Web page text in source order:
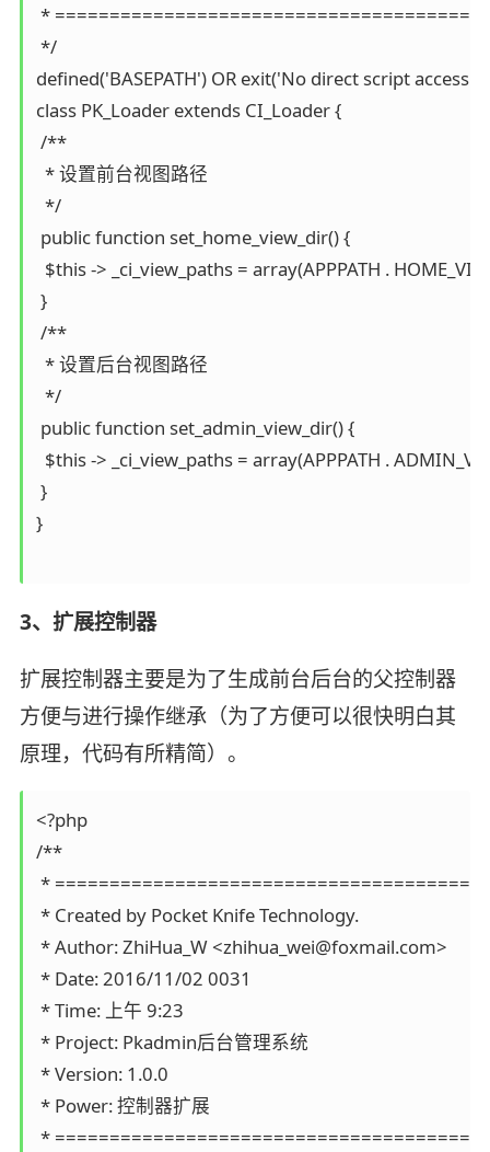
*
*/
defined('BASEPATH') OR exit('No direct script access
class PK_Loader extends CI_Loader {
/**
  * 设置前台视图路径
  */
public function set_home_view_dir() {
$this -> _ci_view_paths = array(APPPATH .
}
/**
  * 设置后台视图路径
  */
public function set_admin_view_dir() {
$this -> _ci_view_paths = array(APPPATH .
}
}
3、扩展控制器
扩展控制器主要是为了生成前台后台的父控制器
方便与进行操作继承（为了方便可以很快明白其
原理，代码有所精简）。
<?php
/**
*
* Created by Pocket Knife Technology.
* Author: ZhiHua_W <zhihua_wei@foxmail.com>
* Date: 2016/11/02 0031
* Time: 上午 9:23
* Project: Pkadmin后台管理系统
* Version: 1.0.0
* Power: 控制器扩展
*